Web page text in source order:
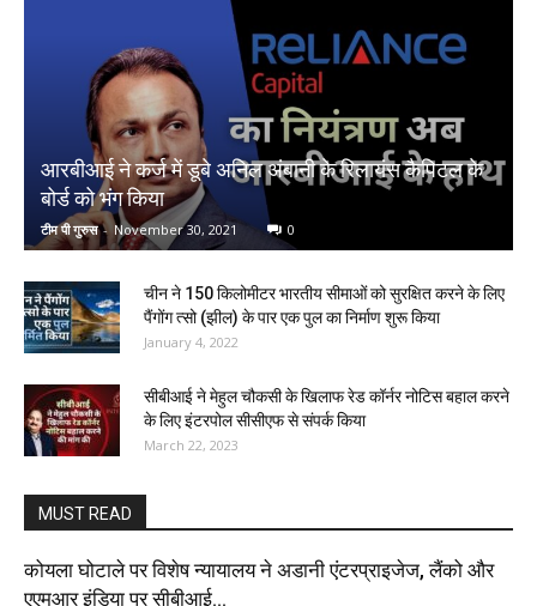
आरबीआई ने कर्ज में डूबे अनिल अंबानी के रिलायंस कैपिटल के
बोर्ड को भंग किया
टीम पी गुरुस - November 30, 2021 0
चीन ने 150 किलोमीटर भारतीय सीमाओं को सुरक्षित करने के लिए
पैंगोंग त्सो (झील) के पार एक पुल का निर्माण शुरू किया
January 4, 2022
सीबीआई ने मेहुल चौकसी के खिलाफ रेड कॉर्नर नोटिस बहाल करने
के लिए इंटरपोल सीसीएफ से संपर्क किया
March 22, 2023
MUST READ
कोयला घोटाले पर विशेष न्यायालय ने अडानी एंटरप्राइजेज, लैंको और
एएमआर इंडिया पर सीबीआई...